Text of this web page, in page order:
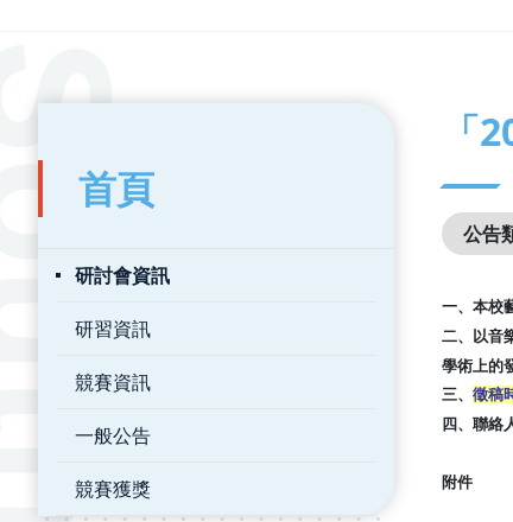
:::
首頁
研討會資訊
研習資訊
競賽資訊
一般公告
競賽獲獎
「
公告
一、本校
二、以音
學術上的
三、 徵稿
四、聯絡
附件